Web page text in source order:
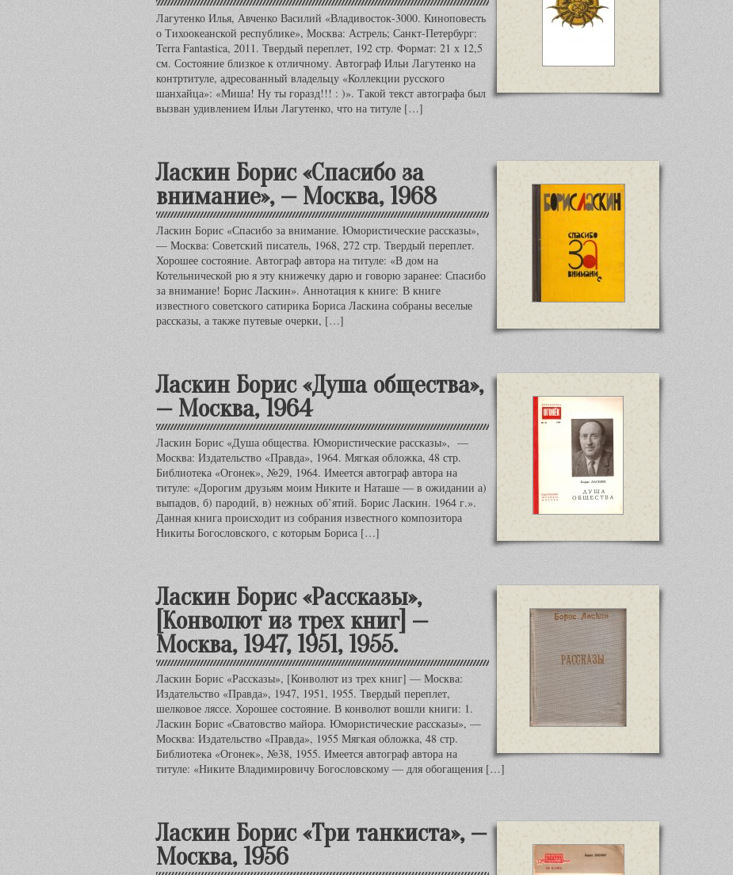
Лагутенко Илья, Авченко Василий «Владивосток-3000. Киноповесть
о Тихоокеанской республике», Москва: Астрель; Санкт-Петербург:
Terra Fantastica, 2011. Твердый переплет, 192 стр. Формат: 21 х 12,5
см. Состояние близкое к отличному. Автограф Ильи Лагутенко на
контртитуле, адресованный владельцу «Коллекции русского
шанхайца»: «Миша! Ну ты горазд!!! : )». Такой текст автографа был
вызван удивлением Ильи Лагутенко, что на титуле […]
Ласкин Борис «Спасибо за
внимание», — Москва, 1968
Ласкин Борис «Спасибо за внимание. Юмористические рассказы»,
— Москва: Советский писатель, 1968, 272 стр. Твердый переплет.
Хорошее состояние. Автограф автора на титуле: «В дом на
Котельнической рю я эту книжечку дарю и говорю заранее: Спасибо
за внимание! Борис Ласкин». Аннотация к книге: В книге
известного советского сатирика Бориса Ласкина собраны веселые
рассказы, а также путевые очерки, […]
Ласкин Борис «Душа общества»,
— Москва, 1964
Ласкин Борис «Душа общества. Юмористические рассказы», —
Москва: Издательство «Правда», 1964. Мягкая обложка, 48 стр.
Библиотека «Огонек», №29, 1964. Имеется автограф автора на
титуле: «Дорогим друзьям моим Никите и Наташе — в ожидании а)
выпадов, б) пародий, в) нежных об’ятий. Борис Ласкин. 1964 г.».
Данная книга происходит из собрания известного композитора
Никиты Богословского, с которым Бориса […]
Ласкин Борис «Рассказы»,
[Конволют из трех книг] —
Москва, 1947, 1951, 1955.
Ласкин Борис «Рассказы», [Конволют из трех книг] — Москва:
Издательство «Правда», 1947, 1951, 1955. Твердый переплет,
шелковое ляссе. Хорошее состояние. В конволют вошли книги: 1.
Ласкин Борис «Сватовство майора. Юмористические рассказы», —
Москва: Издательство «Правда», 1955 Мягкая обложка, 48 стр.
Библиотека «Огонек», №38, 1955. Имеется автограф автора на
титуле: «Никите Владимировичу Богословскому — для обогащения […]
Ласкин Борис «Три танкиста», —
Москва, 1956